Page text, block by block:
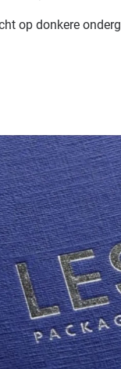
op donkere